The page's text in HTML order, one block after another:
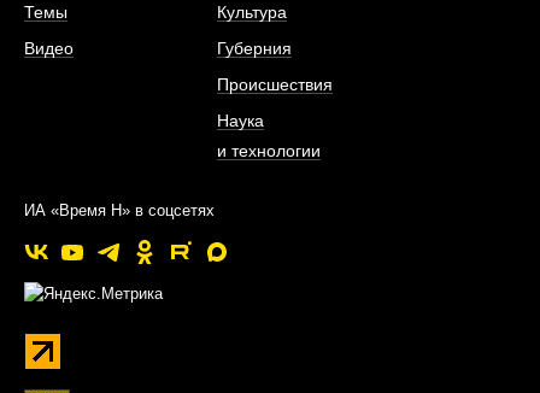
Темы
Видео
Культура
Губерния
Происшествия
Наука
и технологии
ИА «Время Н» в соцсетях